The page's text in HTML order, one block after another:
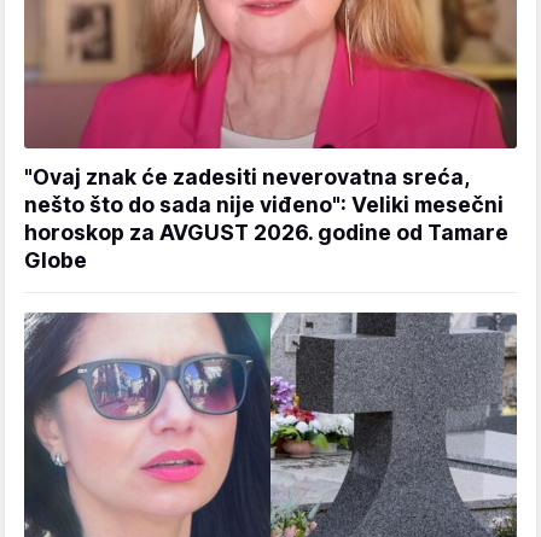
"Ovaj znak će zadesiti neverovatna sreća,
nešto što do sada nije viđeno": Veliki mesečni
horoskop za AVGUST 2026. godine od Tamare
Globe